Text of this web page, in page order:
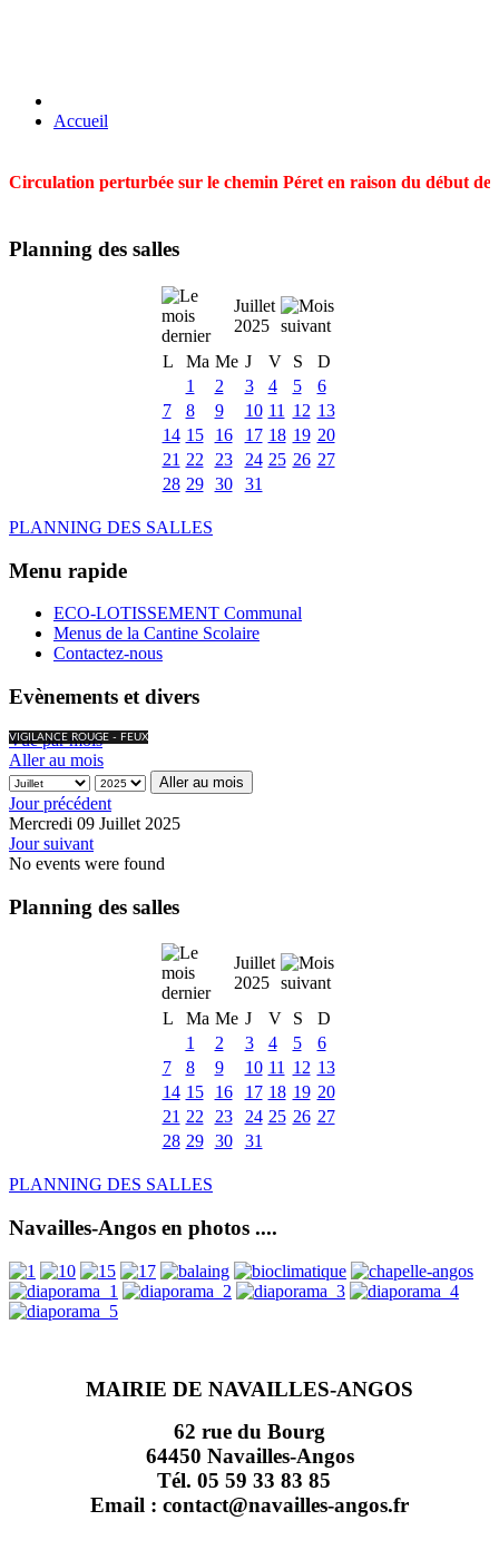
Accueil
Circulation perturbée sur le chemin Péret en raison du début
Planning des salles
Juillet
2025
L
Ma Me J V S
D
1
2 3 4 5
6
7
8 9 10 11 12 13
14 15 16 17 18 19 20
21 22 23 24 25 26 27
28 29 30 31
PLANNING DES SALLES
Menu rapide
ECO-LOTISSEMENT Communal
Menus de la Cantine Scolaire
Contactez-nous
Evènements et divers
VIGILANCE ROUGE - FEUX
Vue par mois
Aller au mois
Aller au mois
Jour précédent
Mercredi 09 Juillet 2025
Jour suivant
No events were found
Planning des salles
Juillet
2025
L
Ma Me J V S
D
1
2 3 4 5
6
7
8 9 10 11 12 13
14 15 16 17 18 19 20
21 22 23 24 25 26 27
28 29 30 31
PLANNING DES SALLES
Navailles-Angos en photos ....
MAIRIE DE NAVAILLES-ANGOS
62 rue du Bourg
64450 Navailles-Angos
Tél. 05 59 33 83 85
Email : contact@navailles-angos.fr